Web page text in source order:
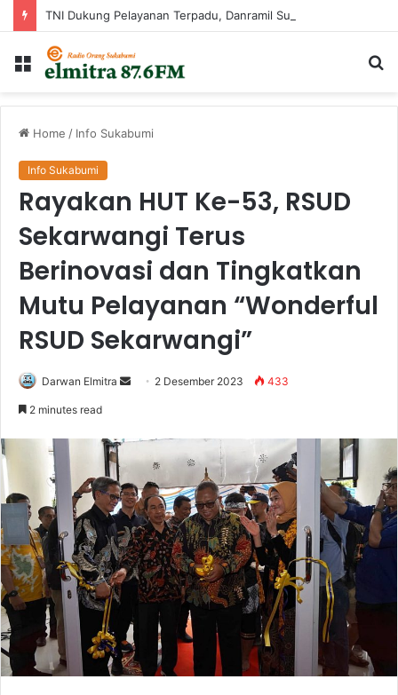
Menu
Home / Info Sukabumi
Info Sukabumi
Rayakan HUT Ke-53, RSUD
Sekarwangi Terus
Berinovasi dan Tingkatkan
Mutu Pelayanan “Wonderful
RSUD Sekarwangi”
Darwan Elmitra
Send 2 Desember 2023 433
2 minutes read